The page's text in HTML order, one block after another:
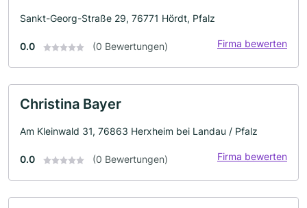
Sankt-Georg-Straße 29, 76771 Hördt, Pfalz
0.0 (0 Bewertungen) Firma bewerten
Christina Bayer
Am Kleinwald 31, 76863 Herxheim bei Landau / Pfalz
0.0 (0 Bewertungen) Firma bewerten